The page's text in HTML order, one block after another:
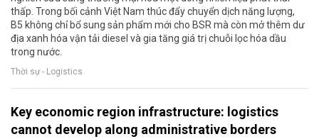
thấp. Trong bối cảnh Việt Nam thúc đẩy chuyển dịch năng lượng,
B5 không chỉ bổ sung sản phẩm mới cho BSR mà còn mở thêm dư
địa xanh hóa vận tải diesel và gia tăng giá trị chuỗi lọc hóa dầu
trong nước.
Thời sự - Logistics
Key economic region infrastructure: logistics
cannot develop along administrative borders